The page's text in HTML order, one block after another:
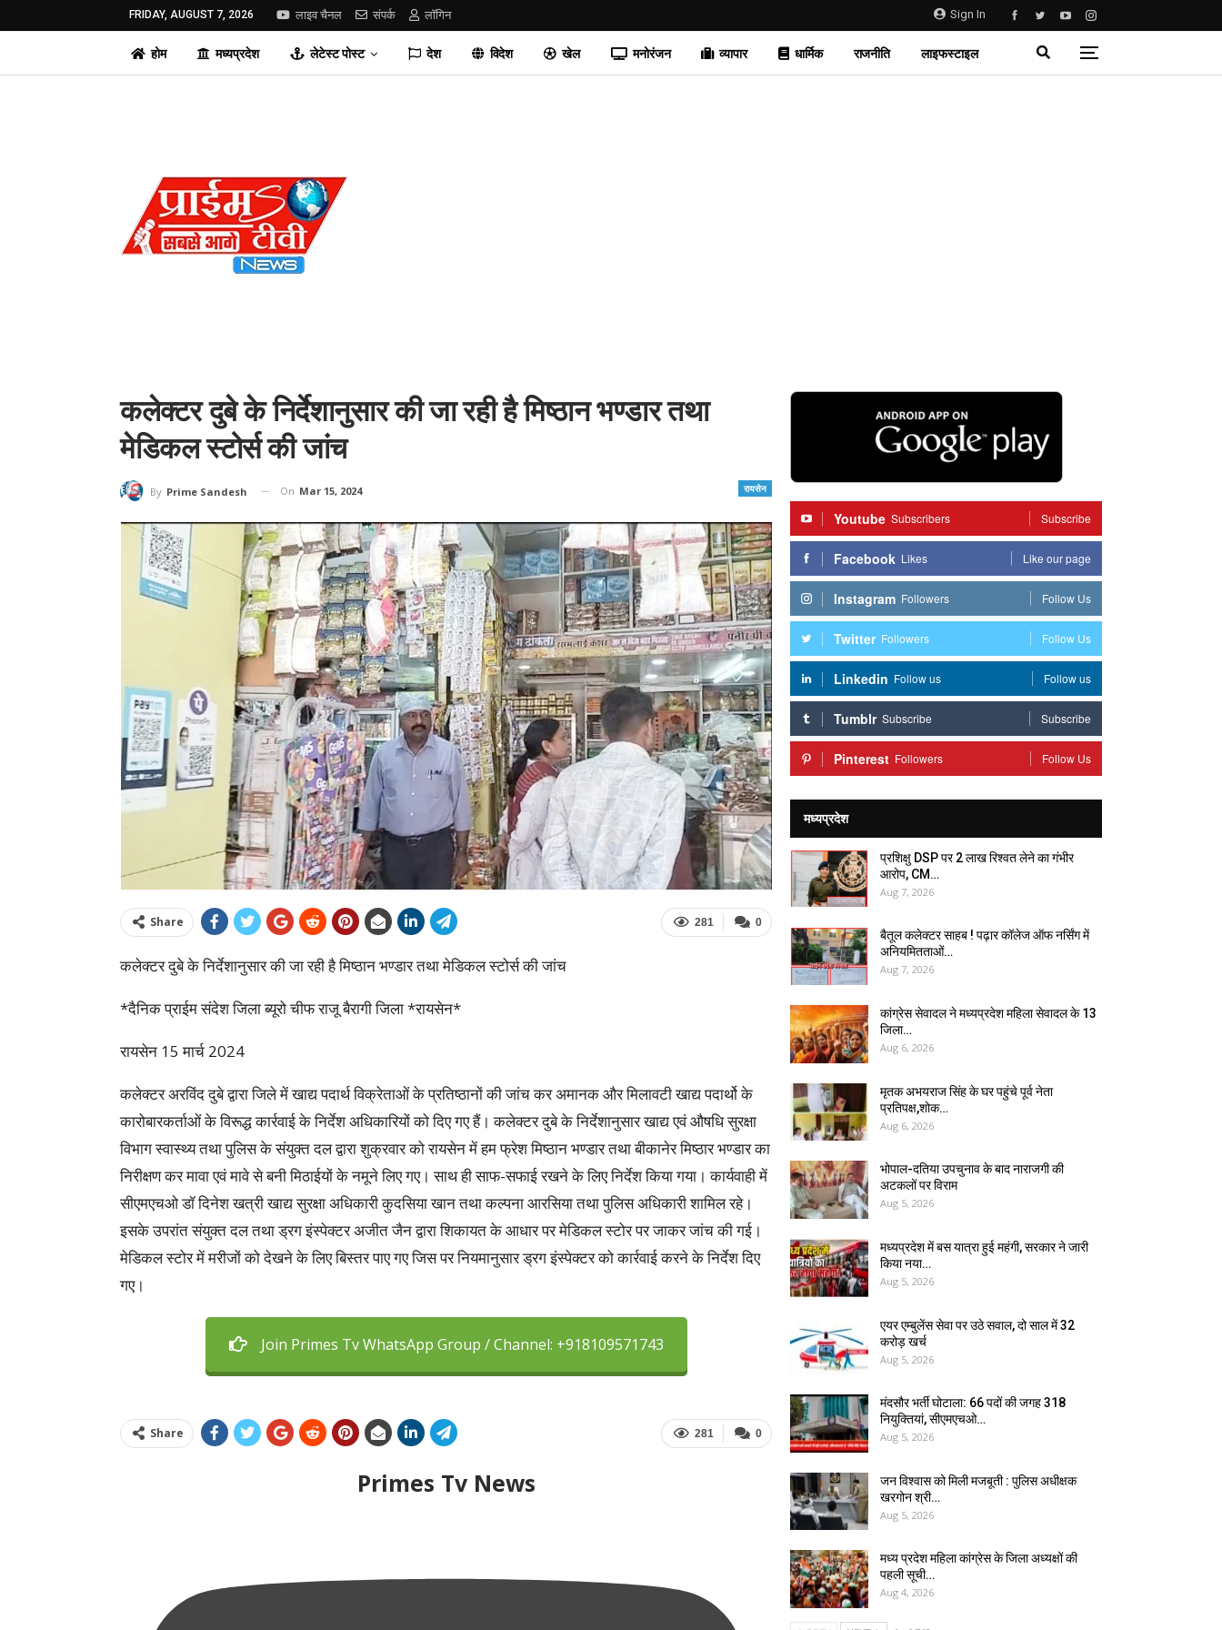
Sign In
FRIDAY, AUGUST 7, 2026 लाइव चैनल संपर्क लॉगिन
होम मध्यप्रदेश लेटेस्ट पोस्ट देश विदेश खेल मनोरंजन व्यापार धार्मिक राजनीति लाइफस्टाइल
कलेक्टर दुबे के निर्देशानुसार की जा रही है मिष्ठान भण्डार तथा
मेडिकल स्टोर्स की जांच
रायसेन
By Prime Sandesh On Mar 15, 2024
0
281
Share
कलेक्टर दुबे के निर्देशानुसार की जा रही है मिष्ठान भण्डार तथा मेडिकल स्टोर्स की जांच
*दैनिक प्राईम संदेश जिला ब्यूरो चीफ राजू बैरागी जिला *रायसेन*
रायसेन 15 मार्च 2024
कलेक्टर अरविंद दुबे द्वारा जिले में खाद्य पदार्थ विक्रेताओं के प्रतिष्ठानों की जांच कर अमानक और मिलावटी खाद्य पदार्थो के
कारोबारकर्ताओं के विरूद्ध कार्रवाई के निर्देश अधिकारियों को दिए गए हैं। कलेक्टर दुबे के निर्देशानुसार खाद्य एवं औषधि सुरक्षा
विभाग स्वास्थ्य तथा पुलिस के संयुक्त दल द्वारा शुक्रवार को रायसेन में हम फ्रेश मिष्ठान भण्डार तथा बीकानेर मिष्ठार भण्डार का
निरीक्षण कर मावा एवं मावे से बनी मिठाईयों के नमूने लिए गए। साथ ही साफ-सफाई रखने के लिए निर्देश किया गया। कार्यवाही में
सीएमएचओ डॉ दिनेश खत्री खाद्य सुरक्षा अधिकारी कुदसिया खान तथा कल्पना आरसिया तथा पुलिस अधिकारी शामिल रहे।
इसके उपरांत संयुक्त दल तथा ड्रग इंस्पेक्टर अजीत जैन द्वारा शिकायत के आधार पर मेडिकल स्टोर पर जाकर जांच की गई।
मेडिकल स्टोर में मरीजों को देखने के लिए बिस्तर पाए गए जिस पर नियमानुसार ड्रग इंस्पेक्टर को कार्रवाई करने के निर्देश दिए
गए।
Join Primes Tv WhatsApp Group / Channel: +918109571743
0
281
Share
Primes Tv News
Youtube Subscribers Subscribe
Facebook Likes Like our page
Instagram Followers Follow Us
Twitter Followers Follow Us
Linkedin Follow us Follow us
Tumblr Subscribe Subscribe
Pinterest Followers Follow Us
मध्यप्रदेश
प्रशिक्षु DSP पर ₹2 लाख रिश्वत लेने का गंभीर
आरोप, CM…
Aug 7, 2026
बैतूल कलेक्टर साहब ! पढ़ार कॉलेज ऑफ नर्सिंग में
अनियमितताओं…
Aug 7, 2026
कांग्रेस सेवादल ने मध्यप्रदेश महिला सेवादल के 13
जिला…
Aug 6, 2026
मृतक अभयराज सिंह के घर पहुंचे पूर्व नेता
प्रतिपक्ष,शोक…
Aug 6, 2026
भोपाल-दतिया उपचुनाव के बाद नाराजगी की
अटकलों पर विराम
Aug 5, 2026
मध्यप्रदेश में बस यात्रा हुई महंगी, सरकार ने जारी
किया नया…
Aug 5, 2026
एयर एम्बुलेंस सेवा पर उठे सवाल, दो साल में ₹32
करोड़ खर्च
Aug 5, 2026
मंदसौर भर्ती घोटाला: 66 पदों की जगह 318
नियुक्तियां, सीएमएचओ…
Aug 5, 2026
जन विश्वास को मिली मजबूती : पुलिस अधीक्षक
खरगोन श्री…
Aug 5, 2026
मध्य प्रदेश महिला कांग्रेस के जिला अध्यक्षों की
पहली सूची…
Aug 4, 2026